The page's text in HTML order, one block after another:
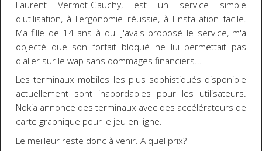
Laurent Vermot-Gauchy, est un service simple
d'utilisation, à l'ergonomie réussie, à l'installation facile.
Ma fille de 14 ans à qui j'avais proposé le service, m'a
objecté que son forfait bloqué ne lui permettait pas
d'aller sur le wap sans dommages financiers...
Les terminaux mobiles les plus sophistiqués disponible
actuellement sont inabordables pour les utilisateurs.
Nokia annonce des terminaux avec des accélérateurs de
carte graphique pour le jeu en ligne.
Le meilleur reste donc à venir. A quel prix?